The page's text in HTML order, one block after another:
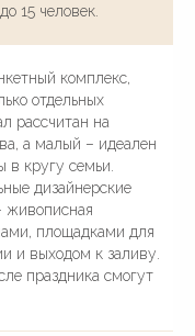
15 человек.
комплекс,
отдельных
рассчитан на
а малый – идеален
в кругу семьи.
дизайнерские
живописная
площадками для
и выходом к заливу.
праздника смогут